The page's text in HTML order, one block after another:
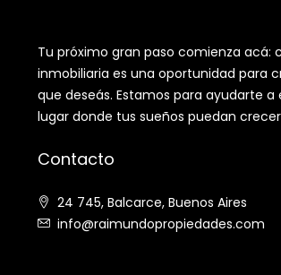
Tu próximo gran paso comienza acá:
inmobiliaria es una oportunidad para
que deseás. Estamos para ayudarte a
lugar donde tus sueños puedan
Contacto
24 745, Balcarce, Buenos Aires
info@raimundopropiedades.com